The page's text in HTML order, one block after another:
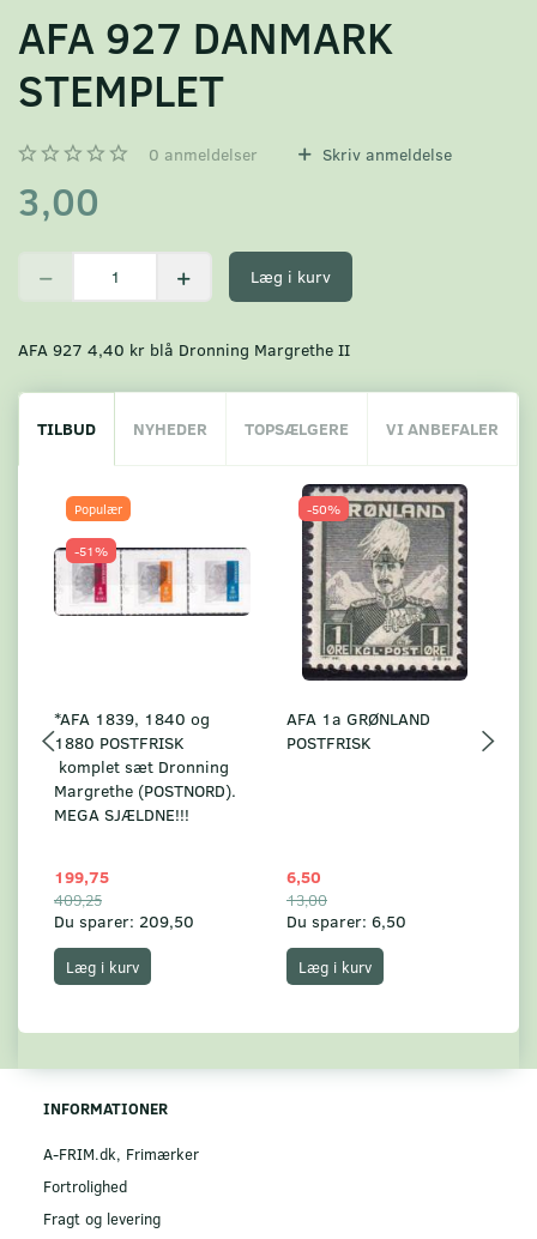
AFA 927 DANMARK
STEMPLET
0 anmeldelser Skriv anmeldelse
3,00
Læg i kurv
AFA 927 4,40 kr blå Dronning Margrethe II
TILBUD NYHEDER TOPSÆLGERE VI ANBEFALER
Populær
-51%
*AFA 1839, 1840 og
1880 POSTFRISK
komplet sæt Dronning
Margrethe (POSTNORD).
MEGA SJÆLDNE!!!
199,75
409,25
Du sparer: 209,50
Læg i kurv
-50%
AFA 1a GRØNLAND
POSTFRISK
6,50
13,00
Du sparer: 6,50
Læg i kurv
INFORMATIONER
A-FRIM.dk, Frimærker
Fortrolighed
Fragt og levering